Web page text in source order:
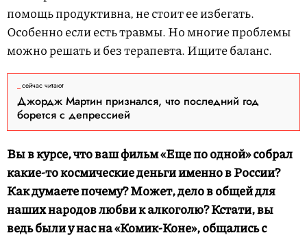
помощь продуктивна, не стоит ее избегать.
Особенно если есть травмы. Но многие проблемы
можно решать и без терапевта. Ищите баланс.
сейчас читают
Джордж Мартин признался, что последний год
борется с депрессией
Вы в курсе, что ваш фильм «Еще по одной» собрал
какие-то космические деньги именно в России?
Как думаете почему? Может, дело в общей для
наших народов любви к алкоголю? Кстати, вы
ведь были у нас на «Комик-Коне», общались с